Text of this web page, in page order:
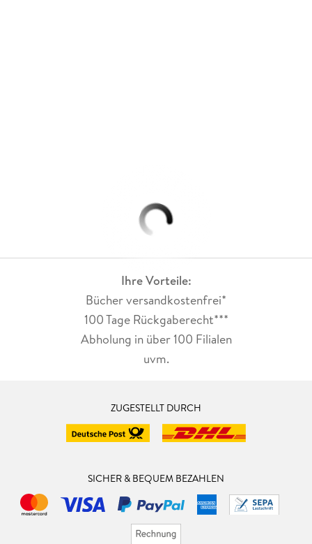
Ihre Vorteile:
Bücher versandkostenfrei*
100 Tage Rückgaberecht***
Abholung in über 100 Filialen
uvm.
ZUGESTELLT DURCH
SICHER & BEQUEM BEZAHLEN